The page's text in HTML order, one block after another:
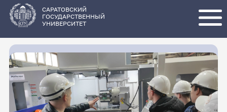
основному
содержанию
САРАТОВСКИЙ
ГОСУДАРСТВЕННЫЙ
УНИВЕРСИТЕТ